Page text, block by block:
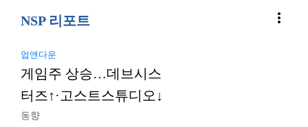
NSP 리포트 more_vert
업앤다운
게임주 상승…데브시스
터즈↑·고스트스튜디오↓
동향